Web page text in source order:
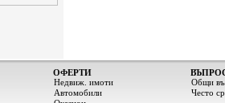
ОФЕРТИ
Недвиж. имоти
Автомобили
Общи
Често